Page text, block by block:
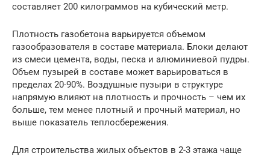
составляет 200 килограммов на кубический метр.
Плотность газобетона варьируется объемом
газообразователя в составе материала. Блоки делают
из смеси цемента, воды, песка и алюминиевой пудры.
Объем пузырей в составе может варьироваться в
пределах 20-90%. Воздушные пузыри в структуре
напрямую влияют на плотность и прочность – чем их
больше, тем менее плотный и прочный материал, но
выше показатель теплосбережения.
Для строительства жилых объектов в 2-3 этажа чаще